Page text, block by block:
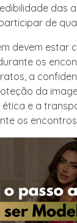
das
de
devem estar
os
a
da
ética e a
os